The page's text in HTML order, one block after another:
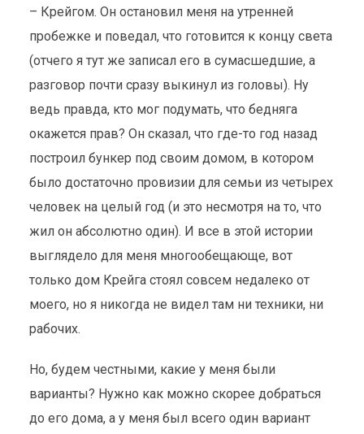
– Крейгом. Он остановил меня на утренней
пробежке и поведал, что готовится к концу света
(отчего я тут же записал его в сумасшедшие, а
разговор почти сразу выкинул из головы). Ну
ведь правда, кто мог подумать, что бедняга
окажется прав? Он сказал, что где-то год назад
построил бункер под своим домом, в котором
было достаточно провизии для семьи из четырех
человек на целый год (и это несмотря на то, что
жил он абсолютно один). И все в этой истории
выглядело для меня многообещающе, вот
только дом Крейга стоял совсем недалеко от
моего, но я никогда не видел там ни техники, ни
рабочих.
Но, будем честными, какие у меня были
варианты? Нужно как можно скорее добраться
до его дома, а у меня был всего один вариант